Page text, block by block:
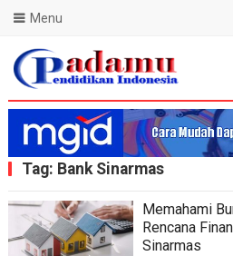
Blog Padamu
Menu
Tag: Bank Sinarmas
Memahami
Rencana
Sinarmas